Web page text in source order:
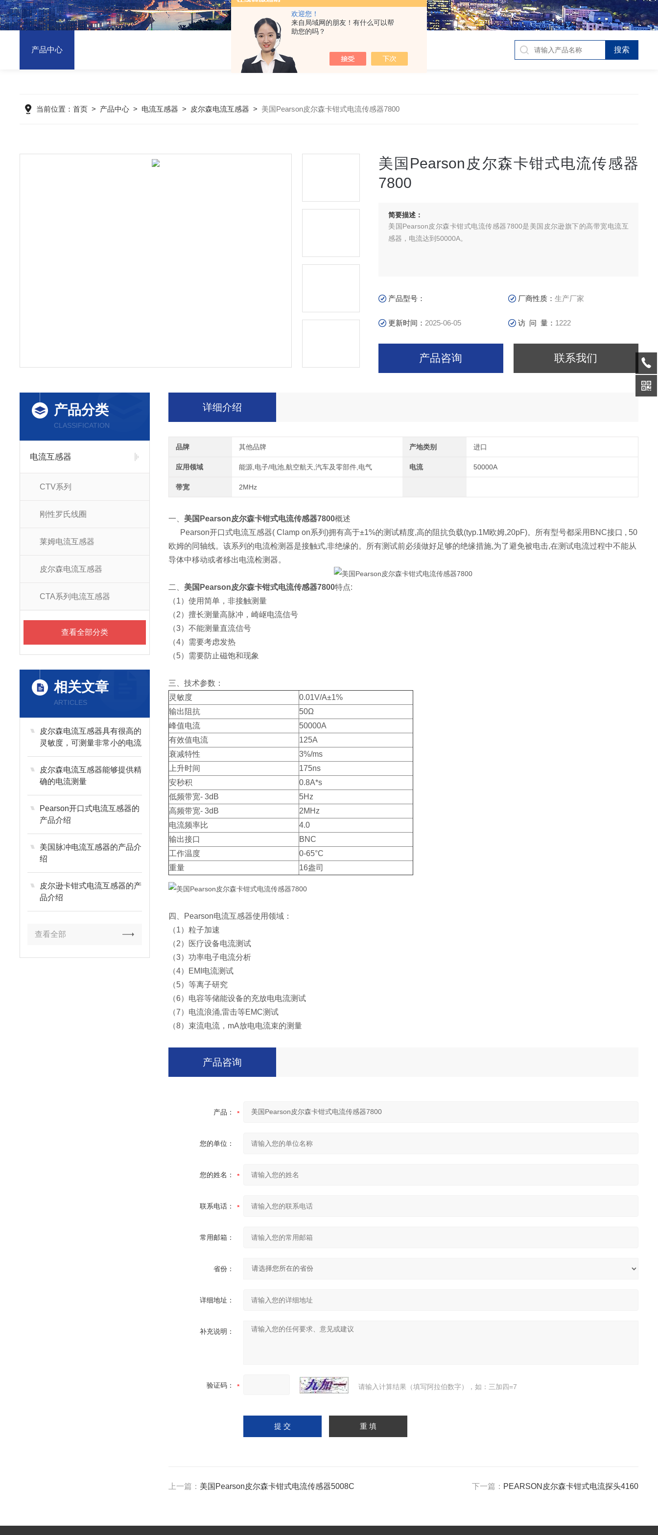
欢迎您！
来自局域网的朋友！有什么可以帮
助您的吗？
产品中心
当前位置：首页 > 产品中心 > 电流互感器 > 皮尔森电流互感器 > 美国Pearson皮尔森卡钳式电流传感器7800
美国Pearson皮尔森卡钳式电流传感器
7800
简要描述：
美国Pearson皮尔森卡钳式电流传感器7800是美国皮尔逊旗下的高带宽电流互
感器，电流达到50000A。
产品型号： 厂商性质：生产厂家
更新时间： 2025-06-05 访 问 量： 1222
产品咨询 联系我们
产品分类
CLASSIFICATION
电流互感器
CTV系列
刚性罗氏线圈
莱姆电流互感器
皮尔森电流互感器
CTA系列电流互感器
查看全部分类
相关文章
ARTICLES
皮尔森电流互感器具有很高的
灵敏度，可测量非常小的电流
信号
皮尔森电流互感器能够提供精
确的电流测量
Pearson开口式电流互感器的
产品介绍
美国脉冲电流互感器的产品介
绍
皮尔逊卡钳式电流互感器的产
品介绍
查看全部
详细介绍
品牌 其他品牌 产地类别 进口
应用领域 能源,电子/电池,航空航天,汽车及零部件,电气 电流 50000A
带宽 2MHz
一、 美国Pearson皮尔森卡钳式电流传感器7800概述
Pearson开口式电流互感器( Clamp on系列)拥有高于±1%的测试精度,高的阻抗负载(typ.1M欧姆,20pF)。所有型号都采用BNC接口 , 50
欧姆的同轴线。该系列的电流检测器是接触式,非绝缘的。所有测试前必须做好足够的绝缘措施,为了避免被电击,在测试电流过程中不能从
导体中移动或者移出电流检测器。
二、 美国Pearson皮尔森卡钳式电流传感器7800特点:
（1）使用简单，非接触测量
（2）擅长测量高脉冲，崎岖电流信号
（3）不能测量直流信号
（4）需要考虑发热
（5）需要防止磁饱和现象
三、技术参数：
灵敏度
0.01V/A±1%
输出阻抗
50Ω
峰值电流
50000A
有效值电流
125A
衰减特性
3%/ms
上升时间
175ns
安秒积
0.8A*s
低频带宽- 3dB
5Hz
高频带宽- 3dB
2MHz
电流频率比
4.0
输出接口
BNC
工作温度
0-65°C
重量
16盎司
四、Pearson电流互感器使用领域：
（1）粒子加速
（2）医疗设备电流测试
（3）功率电子电流分析
（4）EMI电流测试
（5）等离子研究
（6）电容等储能设备的充放电电流测试
（7）电流浪涌,雷击等EMC测试
（8）束流电流，mA放电电流束的测量
产品咨询
产品：
您的单位：
您的姓名：
联系电话：
常用邮箱：
省份：
详细地址：
补充说明：
验证码： 请输入计算结果（填写阿拉伯数字），如：三加四=7
上一篇： 美国Pearson皮尔森卡钳式电流传感器5008C 下一篇： PEARSON皮尔森卡钳式电流探头4160